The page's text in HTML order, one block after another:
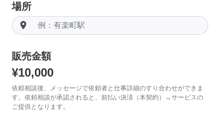
場所
room
販売金額
¥10,000
依頼相談後、メッセージで依頼者と仕事詳細のすり合わせができま
す。依頼相談が承認されると、前払い決済（本契約）→サービスの
ご提供となります。